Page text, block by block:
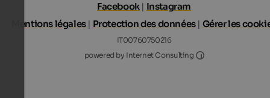
Facebook| Instagram
Mentions légales| Protection des données| Gérer les
IT00760750216
powered by Internet Consulting
Internet